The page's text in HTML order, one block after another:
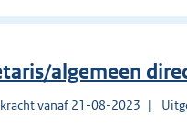
algemeen
vanaf 21-08-2023